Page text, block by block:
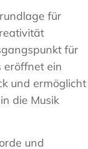
für
für
eröffnet ein
und ermöglicht
die Musik
und